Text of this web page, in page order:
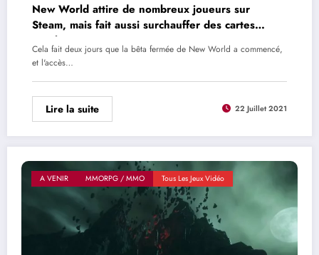
New World attire de nombreux joueurs sur
Steam, mais fait aussi surchauffer des cartes
graphiques
Cela fait deux jours que la bêta fermée de New World a commencé,
et l'accès…
Lire la suite 22 Juillet 2021
A VENIR MMORPG / MMO Tous Les Jeux Vidéo